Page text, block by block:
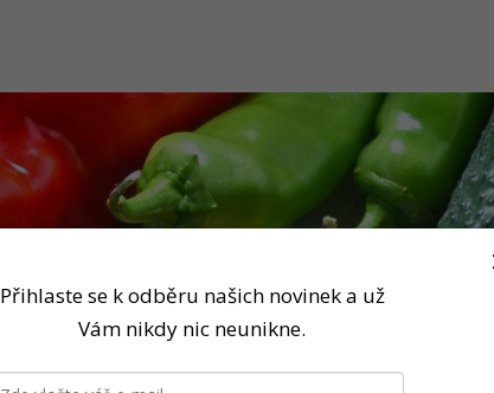
Přihlaste se k odběru našich novinek a už
Vám nikdy nic neunikne.